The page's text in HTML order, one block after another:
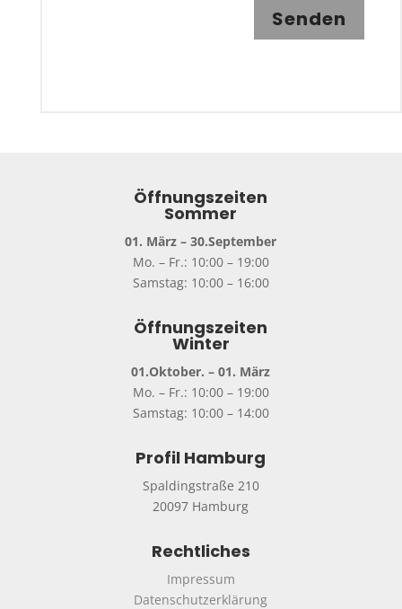
Senden
Öffnungszeiten
Sommer
01. März – 30.September
Mo. – Fr.: 10:00 – 19:00
Samstag: 10:00 – 16:00
Öffnungszeiten
Winter
01.Oktober. – 01. März
Mo. – Fr.: 10:00 – 19:00
Samstag: 10:00 – 14:00
Profil Hamburg
Spaldingstraße 210
20097 Hamburg
Rechtliches
Impressum
Datenschutzerklärung